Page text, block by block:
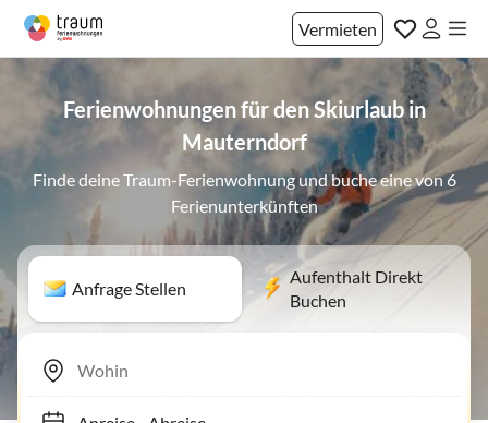
Vermieten
Ferienwohnungen für den Skiurlaub in
Mauterndorf
Finde deine Traum-Ferienwohnung und buche eine von 6
Ferienunterkünften
Anfrage Stellen
Aufenthalt Direkt
Buchen